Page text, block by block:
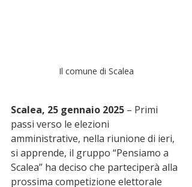
Il comune di Scalea
Scalea, 25 gennaio 2025 – Primi
passi verso le elezioni
amministrative, nella riunione di ieri,
si apprende, il gruppo “Pensiamo a
Scalea” ha deciso che parteciperà alla
prossima competizione elettorale